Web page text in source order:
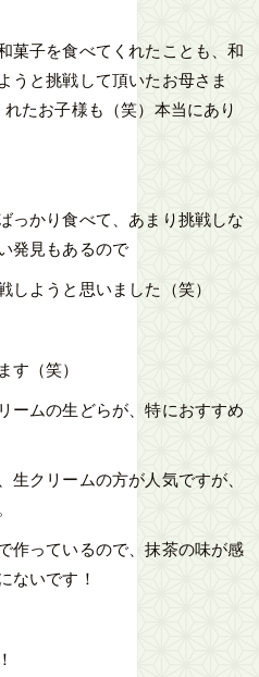
菓子を食べてくれたことも、和
うと挑戦して頂いたお母さま
たお子様も（笑）本当にあり
っかり食べて、あまり挑戦しな
発見もあるので
しようと思いました（笑）
す（笑）
ームの生どらが、特におすすめ
クリームの方が人気ですが、
作っているので、抹茶の味が感
ないです！